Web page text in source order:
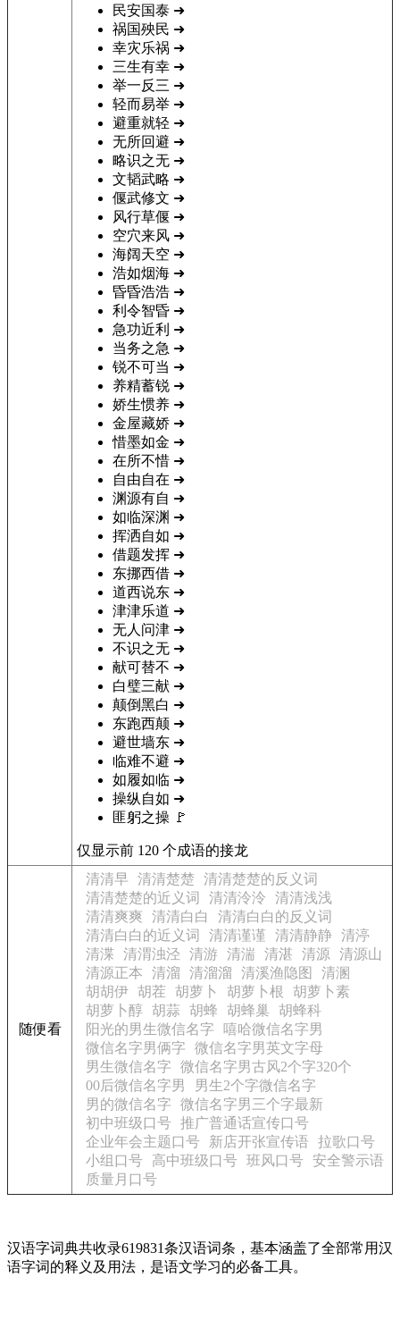
民安国泰 ➜
祸国殃民 ➜
幸灾乐祸 ➜
三生有幸 ➜
举一反三 ➜
轻而易举 ➜
避重就轻 ➜
无所回避 ➜
略识之无 ➜
文韬武略 ➜
偃武修文 ➜
风行草偃 ➜
空穴来风 ➜
海阔天空 ➜
浩如烟海 ➜
昏昏浩浩 ➜
利令智昏 ➜
急功近利 ➜
当务之急 ➜
锐不可当 ➜
养精蓄锐 ➜
娇生惯养 ➜
金屋藏娇 ➜
惜墨如金 ➜
在所不惜 ➜
自由自在 ➜
渊源有自 ➜
如临深渊 ➜
挥洒自如 ➜
借题发挥 ➜
东挪西借 ➜
道西说东 ➜
津津乐道 ➜
无人问津 ➜
不识之无 ➜
献可替不 ➜
白璧三献 ➜
颠倒黑白 ➜
东跑西颠 ➜
避世墙东 ➜
临难不避 ➜
如履如临 ➜
操纵自如 ➜
匪躬之操 🚩
仅显示前 120 个成语的接龙
随便看
清清早 清清楚楚
清清楚楚的反义词
清清楚楚的近义词
清清泠泠
清清浅浅
清清爽爽
清清白白
清清白白的反义词
清清白白的近义词
清清谨谨 清清静静 清渟
清渫 清渭浊泾 清游 清湍 清湛 清源
清源山
清源正本
清溜 清溜溜 清溪渔隐图
清溷
胡胡伊 胡茬 胡萝卜 胡萝卜根
胡萝卜素
胡萝卜醇 胡蒜 胡蜂 胡蜂巢 胡蜂科
阳光的男生微信名字
嘻哈微信名字男
微信名字男俩字
微信名字男英文字母
男生微信名字
微信名字男古风2个字320个
00后微信名字男
男生2个字微信名字
男的微信名字
微信名字男三个字最新
初中班级口号 推广普通话宣传口号
企业年会主题口号
新店开张宣传语
拉歌口号
小组口号
高中班级口号 班风口号 安全警示语
质量月口号
汉语字词典共收录619831条汉语词条，基本涵盖了全部常用汉
语字词的释义及用法，是语文学习的必备工具。